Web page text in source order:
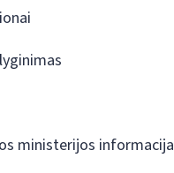
ministerijos informacija